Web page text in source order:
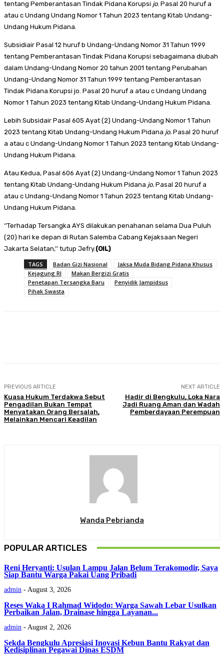
tentang Pemberantasan Tindak Pidana Korupsi jo. Pasal 20 huruf a
atau c Undang Undang Nomor 1 Tahun 2023 tentang Kitab Undang-
Undang Hukum Pidana.
Subsidiair Pasal 12 huruf b Undang-Undang Nomor 31 Tahun 1999
tentang Pemberantasan Tindak Pidana Korupsi sebagaimana diubah
dalam Undang-Undang Nomor 20 tahun 2001 tentang Perubahan
Undang-Undang Nomor 31 Tahun 1999 tentang Pemberantasan
Tindak Pidana Korupsi jo. Pasal 20 huruf a atau c Undang Undang
Nomor 1 Tahun 2023 tentang Kitab Undang-Undang Hukum Pidana.
Lebih Subsidair Pasal 605 Ayat (2) Undang-Undang Nomor 1 Tahun
2023 tentang Kitab Undang-Undang Hukum Pidana jo. Pasal 20 huruf
a atau c Undang-Undang Nomor 1 Tahun 2023 tentang Kitab Undang-
Undang Hukum Pidana.
Atau Kedua, Pasal 606 Ayat (2) Undang-Undang Nomor 1 Tahun 2023
tentang Kitab Undang-Undang Hukum Pidana jo. Pasal 20 huruf a
atau c Undang-Undang Nomor 1 Tahun 2023 tentang Kitab Undang-
Undang Hukum Pidana.
‘’Terhadap Tersangka AYS dilakukan penahanan selama Dua Puluh
(20) hari ke depan di Rutan Salemba Cabang Kejaksaan Negeri
Jakarta Selatan,’’ tutup Jefry.(OIL)
TAGS Badan Gizi Nasional
Jaksa Muda Bidang Pidana Khusus
Kejagung RI
Makan Bergizi Gratis
Penetapan Tersangka Baru
Penyidik Jampidsus
Pihak Swasta
PREVIOUS ARTICLE
Kuasa Hukum Terdakwa Sebut
Pengadilan Bukan Tempat
Menyatakan Orang Bersalah,
Melainkan Mencari Keadilan
NEXT ARTICLE
Hadir di Bengkulu, Loka Nara
Jadi Ruang Aman dan Wadah
Pemberdayaan Perempuan
Wanda Pebrianda
POPULAR ARTICLES
Reni Heryanti: Usulan Lampu Jalan Belum Terakomodir, Saya
Siap Bantu Warga Pakai Uang Pribadi
admin - August 3, 2026
Reses Waka I Rahmad Widodo: Warga Sawah Lebar Usulkan
Perbaikan Jalan, Drainase hingga Layanan...
admin - August 2, 2026
Sekda Bengkulu Apresiasi Inovasi Kebun Bantu Rakyat dan
Kedisiplinan Pegawai Dinas ESDM